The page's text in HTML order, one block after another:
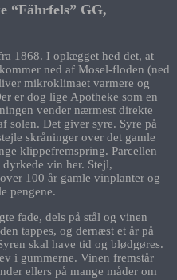
“Fährfels” GG,
1868. I oplægget hed det, at
ned af Mosel-floden (ned
mikroklimaet varmere og
er dog lige Apotheke som en
vender nærmest direkte
solen. Det giver syre. Syre på
skråninger over det gamle
klippefremspring. Parcellen
vin her. Stejl,
100 år gamle vinplanter og
pengene.
fade, dels på stål og vinen
tappes, og dernæst et år på
skal have tid og blødgøres.
i gummerne. Vinen fremstår
ellers på mange måder om